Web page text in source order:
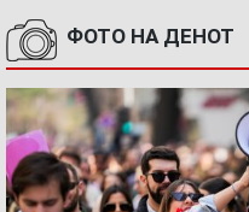
ФОТО НА ДЕНОТ